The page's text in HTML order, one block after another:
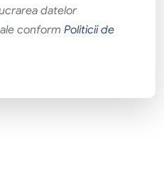
datelor
conform Politicii de